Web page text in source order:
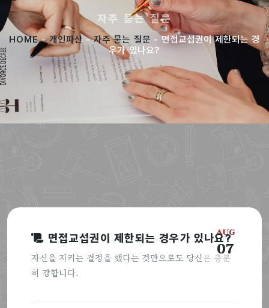
자주 묻는 질문
HOME-개인파산-자주 묻는 질문 - 면접교섭권이 제한되는 경
우가 있나요?
AUG
07
면접교섭권이 제한되는 경우가 있나요?
자신을 지키는 결정을 했다는 것만으로도 당신은 충분
히 강합니다.